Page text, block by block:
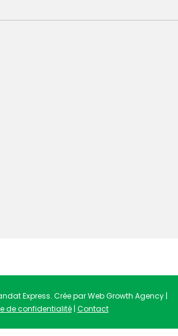
Express. Crée par Web Growth Agency |
de confidentialité| Contact